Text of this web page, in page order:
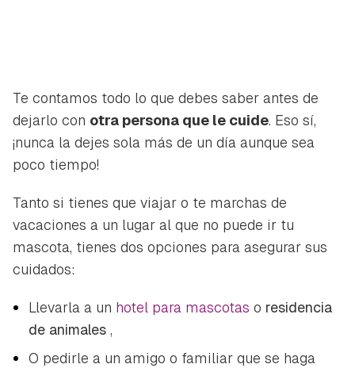
Te contamos todo lo que debes saber antes de
dejarlo con otra persona que le cuide. Eso sí,
¡nunca la dejes sola más de un día aunque sea
poco tiempo!
Tanto si tienes que viajar o te marchas de
vacaciones a un lugar al que no puede ir tu
mascota, tienes dos opciones para asegurar sus
cuidados:
Llevarla a un hotel para mascotas o residencia
de animales ,
O pedirle a un amigo o familiar que se haga